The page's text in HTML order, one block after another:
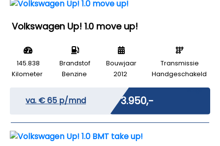
Volkswagen Up! 1.0 move up!
145.838
Kilometer
Brandstof
Benzine
Bouwjaar
2012
Transmissie
Handgeschakeld
va. €65 p/mnd € 3.950,-